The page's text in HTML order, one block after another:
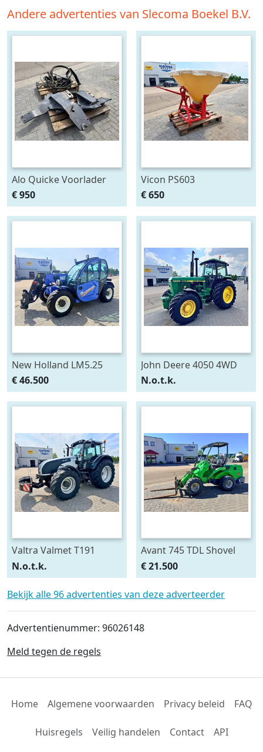
Andere advertenties van Slecoma Boekel B.V.
Alo Quicke Voorlader
aanbouwdelen T6000
Delta
€ 950
Vicon PS603
Pendelstrooier
€ 650
New Holland LM5.25
Verreiker
€ 46.500
John Deere 4050 4WD
N.o.t.k.
Valtra Valmet T191
HiTech
N.o.t.k.
Avant 745 TDL Shovel
€ 21.500
Bekijk alle 96 advertenties van deze adverteerder
Advertentienummer: 96026148
Meld tegen de regels
Home Algemene voorwaarden Privacy beleid FAQ
Huisregels Veilig handelen Contact API